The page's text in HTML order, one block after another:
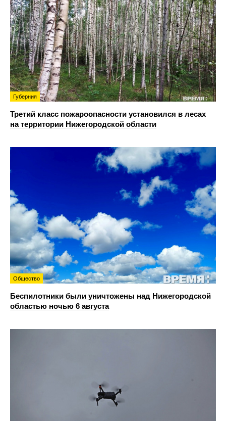
Губерния
Третий класс пожароопасности установился в лесах
на территории Нижегородской области
Общество
Беспилотники были уничтожены над Нижегородской
областью ночью 6 августа